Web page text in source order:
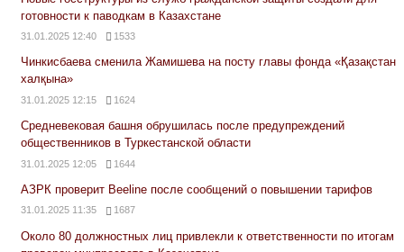
готовности к паводкам в Казахстане
31.01.2025 12:40 1533
Чинкисбаева сменила Жамишева на посту главы фонда «Қазақстан
халқына»
31.01.2025 12:15 1624
Средневековая башня обрушилась после предупреждений
общественников в Туркестанской области
31.01.2025 12:05 1644
АЗРК проверит Beeline после сообщений о повышении тарифов
31.01.2025 11:35 1687
Около 80 должностных лиц привлекли к ответственности по итогам